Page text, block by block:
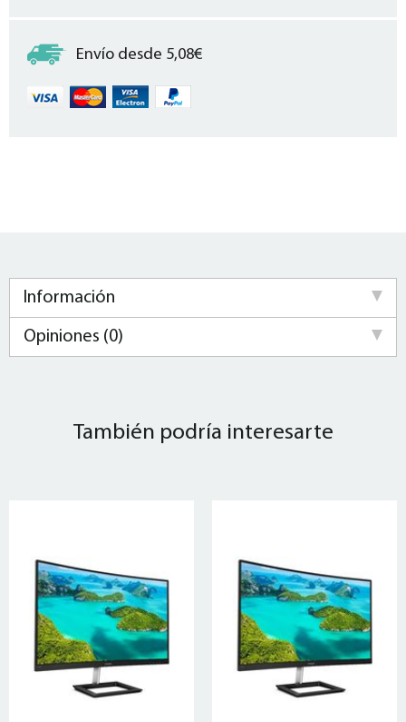
Envío desde 5,08€
Información
Opiniones (0)
También podría interesarte